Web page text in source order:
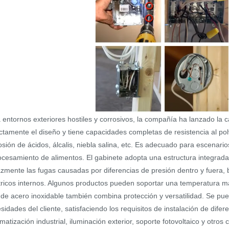
entornos exteriores hostiles y corrosivos, la compañía ha lanzado la
el diseño y tiene capacidades completas de resistencia al
de ácidos, álcalis, niebla salina, etc. Es adecuado para
de alimentos. El gabinete adopta una estructura
las fugas causadas por diferencias de presión dentro y
internos. Algunos productos pueden soportar una temperatura
acero inoxidable también combina protección y versatilidad. Se
del cliente, satisfaciendo los requisitos de instalación de
industrial, iluminación exterior, soporte fotovoltaico y